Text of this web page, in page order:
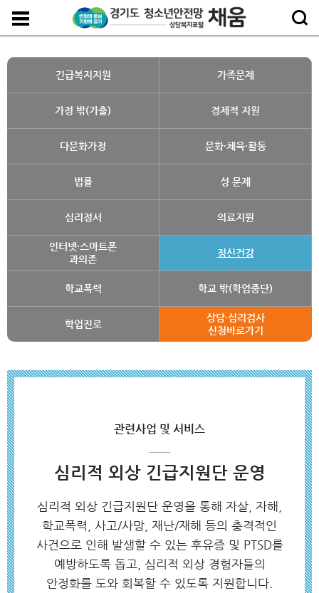
긴급복지지원 가족문제
가정 밖(가출) 경제적 지원
다문화가정 문화·체육·활동
법률 성 문제
심리정서 의료지원
인터넷·스마트폰
과의존
정신건강
학교폭력 학교 밖(학업중단)
학업진로
상담·심리검사
신청바로가기
관련사업 및 서비스
심리적 외상 긴급지원단 운영
심리적 외상 긴급지원단 운영을 통해 자살, 자해,
학교폭력, 사고/사망, 재난/재해 등의 충격적인
사건으로 인해 발생할 수 있는 후유증 및 PTSD를
예방하도록 돕고, 심리적 외상 경험자들의
안정화를 도와 회복할 수 있도록 지원합니다.